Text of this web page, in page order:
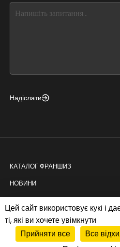
this,
Надіслати
КАТАЛОГ ФРАНШИЗ
НОВИНИ
КОНСАЛТИНГ
Політика cookies|
Цей сайт використовує кукі і
ті, які ви хочете увімкнути
Прийняти все
Все